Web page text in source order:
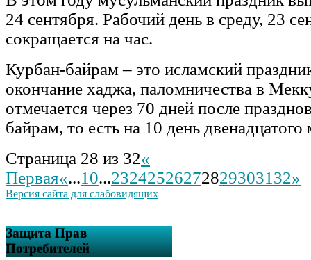
24 сентября. Рабочий день в среду, 23
сокращается на час.
Курбан-байрам – это исламский
окончание хаджа, паломничества в
отмечается через 70 дней после
байрам, то есть на 10 день
Страница 28 из 32«
Первая«...10...232425262728293031 32»
Версия сайта для слабовидящих
Защита Прав
Потребителей